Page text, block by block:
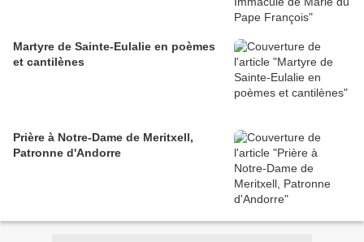
Martyre de Sainte-Eulalie en poèmes
et cantilènes
Prière à Notre-Dame de Meritxell,
Patronne d'Andorre